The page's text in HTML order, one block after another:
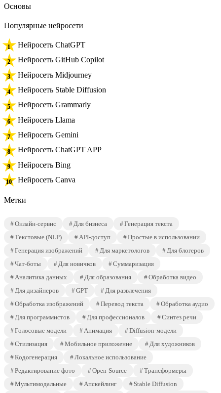
Основы
Популярные нейросети
Нейросеть ChatGPT
Нейросеть GitHub Copilot
Нейросеть Midjourney
Нейросеть Stable Diffusion
Нейросеть Grammarly
Нейросеть Llama
Нейросеть Gemini
Нейросеть ChatGPT APP
Нейросеть Bing
Нейросеть Canva
Метки
Онлайн-сервис Для бизнеса
Генерация текста
Текстовые (NLP)
API-доступ
Простые в использовании
Генерация изображений
Для маркетологов
Для блогеров
Чат-боты
Для новичков
Суммаризация
Аналитика данных
Для образования
Обработка видео
Для дизайнеров
GPT
Для развлечения
Обработка изображений
Перевод текста
Обработка аудио
Для программистов
Для профессионалов
Синтез речи
Голосовые модели
Анимация
Diffusion-модели
Стилизация
Мобильное приложение
Для художников
Кодогенерация
Локальное использование
Редактирование фото
Open-Source
Трансформеры
Мультимодальные
Апскейлинг
Stable Diffusion